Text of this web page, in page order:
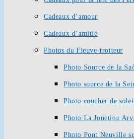
Cadeaux d’amour
Cadeaux d’amitié
Photos du Fleuve-trotteur
Photo Source de la
Photo source de la
Photo coucher de
Photo La Jonction
Photo Pont Neuville